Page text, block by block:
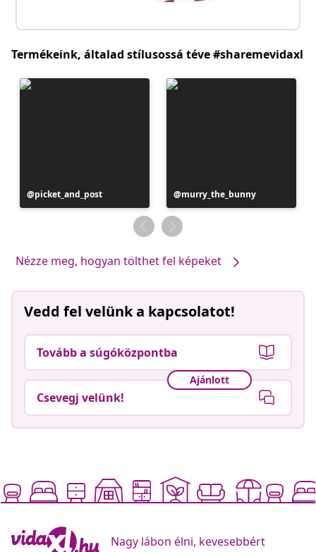
Termékeink, általad stílusossá téve #sharemevidaxl
Bejegyzés
közzétevője
picket_and_post
Bejegyzés
közzétevője
murry_the_bunny
Nézze meg, hogyan tölthet fel képeket
Vedd fel velünk a kapcsolatot!
Tovább a súgóközpontba
Ajánlott
Csevegj velünk!
Nagy lábon élni, kevesebbért